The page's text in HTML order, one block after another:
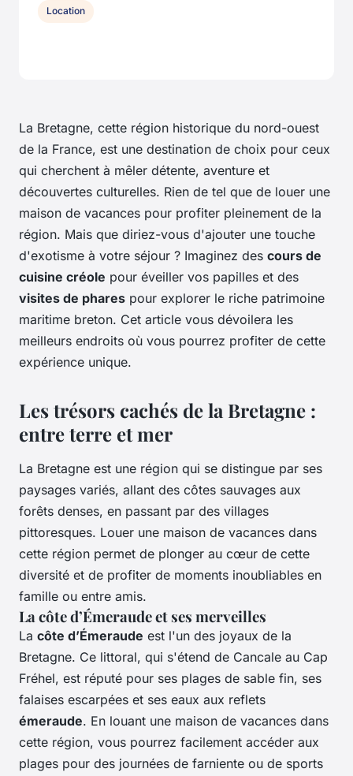
La Bretagne, cette région historique du nord-ouest
de la France, est une destination de choix pour ceux
qui cherchent à mêler détente, aventure et
découvertes culturelles. Rien de tel que de louer une
maison de vacances pour profiter pleinement de la
région. Mais que diriez-vous d'ajouter une touche
d'exotisme à votre séjour ? Imaginez des cours de
cuisine créole pour éveiller vos papilles et des
visites de phares pour explorer le riche patrimoine
maritime breton. Cet article vous dévoilera les
meilleurs endroits où vous pourrez profiter de cette
expérience unique.
Les trésors cachés de la Bretagne :
entre terre et mer
La Bretagne est une région qui se distingue par ses
paysages variés, allant des côtes sauvages aux
forêts denses, en passant par des villages
pittoresques. Louer une maison de vacances dans
cette région permet de plonger au cœur de cette
diversité et de profiter de moments inoubliables en
famille ou entre amis.
La côte d’Émeraude et ses merveilles
La côte d’Émeraude est l'un des joyaux de la
Bretagne. Ce littoral, qui s'étend de Cancale au Cap
Fréhel, est réputé pour ses plages de sable fin, ses
falaises escarpées et ses eaux aux reflets
émeraude. En louant une maison de vacances dans
cette région, vous pourrez facilement accéder aux
plages pour des journées de farniente ou de sports
Location